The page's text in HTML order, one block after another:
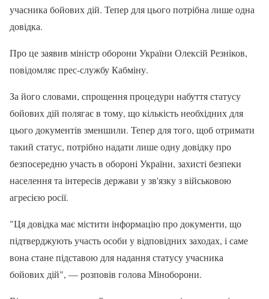
учасника бойових дій. Тепер для цього потрібна лише одна
довідка.
Про це заявив міністр оборони України Олексій Резніков,
повідомляє прес-службу Кабміну.
За його словами, спрощення процедури набуття статусу
бойових дій полягає в тому, що кількість необхідних для
цього документів зменшили. Тепер для того, щоб отримати
такий статус, потрібно надати лише одну довідку про
безпосередню участь в обороні України, захисті безпеки
населення та інтересів держави у зв'язку з військовою
агресією росії.
"Ця довідка має містити інформацію про документи, що
підтверджують участь особи у відповідних заходах, і саме
вона стане підставою для надання статусу учасника
бойових дій", — розповів голова Міноборони.